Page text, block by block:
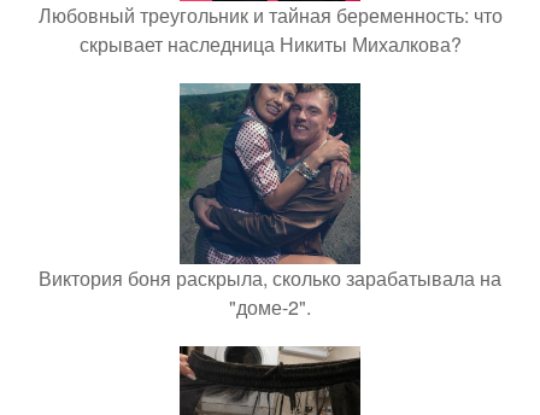
Любовный треугольник и тайная беременность: что
скрывает наследница Никиты Михалкова?
Виктория боня раскрыла, сколько зарабатывала на
"доме-2".